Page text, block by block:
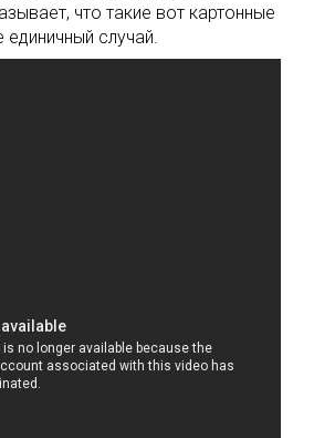
что такие вот картонные
случай.